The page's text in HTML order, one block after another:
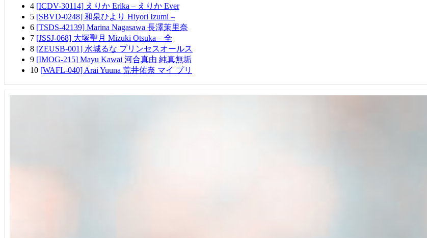
4 [ICDV-30114] えりか Erika – えりか Ever
5 [SBVD-0248] 和泉ひより Hiyori Izumi –
6 [TSDS-42139] Marina Nagasawa 長澤茉里奈
7 [JSSJ-068] 大塚聖月 Mizuki Otsuka – 全
8 [ZEUSB-001] 水城るな プリンセスオールス
9 [IMOG-215] Mayu Kawai 河合真由 純真無垢
10 [WAFL-040] Arai Yuuna 荒井佑奈 マイ プリ